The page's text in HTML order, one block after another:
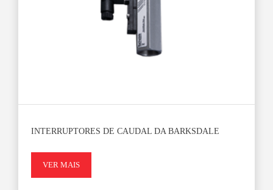
INTERRUPTORES DE CAUDAL DA BARKSDALE
VER MAIS